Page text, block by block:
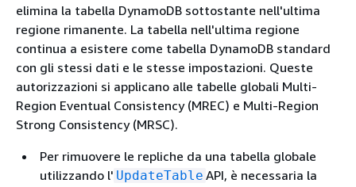
elimina la tabella DynamoDB sottostante nell'ultima
regione rimanente. La tabella nell'ultima regione
continua a esistere come tabella DynamoDB standard
con gli stessi dati e le stesse impostazioni. Queste
autorizzazioni si applicano alle tabelle globali Multi-
Region Eventual Consistency (MREC) e Multi-Region
Strong Consistency (MRSC).
Per rimuovere le repliche da una tabella globale
utilizzando l' UpdateTable API, è necessaria la